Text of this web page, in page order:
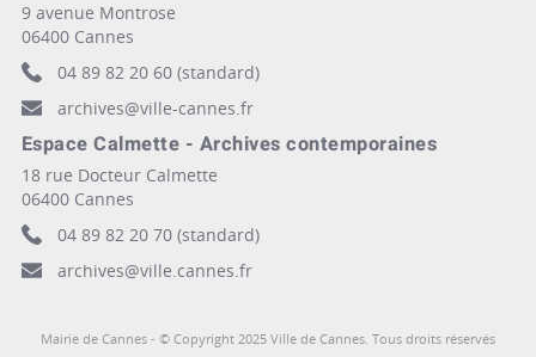
9 avenue Montrose
06400 Cannes
04 89 82 20 60 (standard)
archives@ville-cannes.fr
Espace Calmette - Archives contemporaines
18 rue Docteur Calmette
06400 Cannes
04 89 82 20 70 (standard)
archives@ville.cannes.fr
Mairie de Cannes - © Copyright 2025 Ville de Cannes. Tous droits réservés